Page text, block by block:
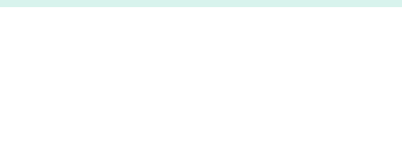
Sikkerhet Kirurgi Og Prosedyrer Helse